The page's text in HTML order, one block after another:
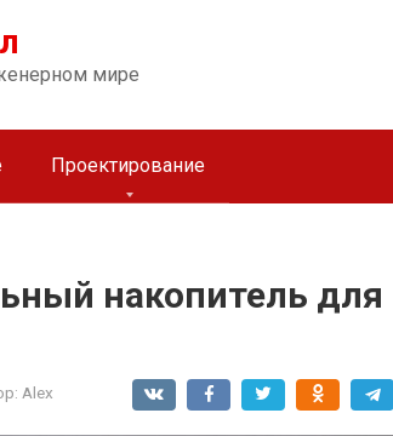
мире
Проектирование
накопитель для
Alex